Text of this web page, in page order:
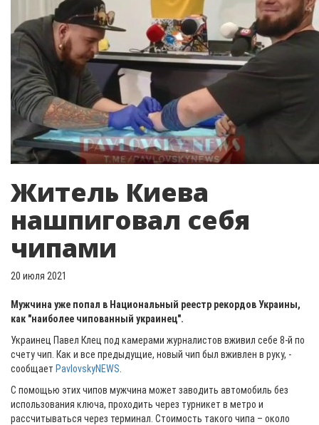
Житель Киева
нашпиговал себя
чипами
20 июля 2021
Мужчина уже попал в Национальный реестр рекордов Украины,
как "наиболее чипованный украинец".
Украинец Павел Клец под камерами журналистов вживил себе 8-й по
счету чип. Как и все предыдущие, новый чип был вживлен в руку, -
сообщает PavlovskyNEWS
С помощью этих чипов мужчина может заводить автомобиль без
использования ключа, проходить через турникет в метро и
рассчитываться через терминал. Стоимость такого чипа – около